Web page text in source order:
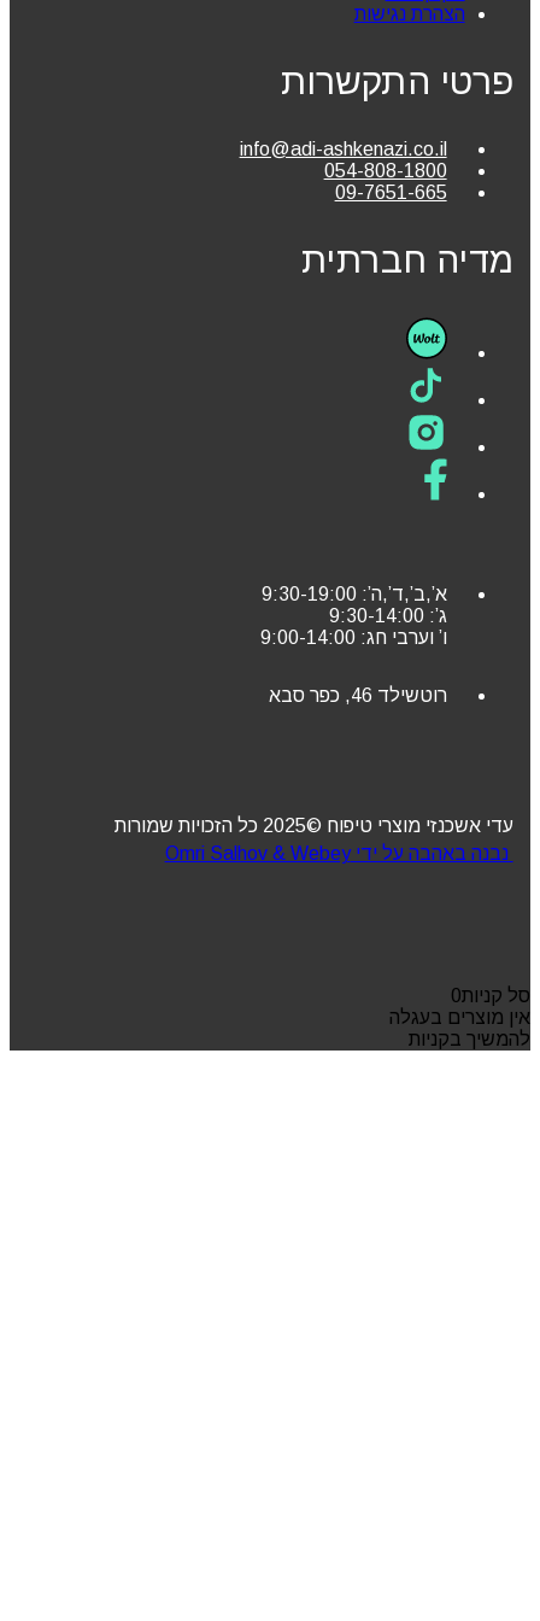
הצהרת נגישות
פרטי התקשרות
info@adi-ashkenazi.co.il
054-808-1800
09-7651-665
מדיה חברתית
א’,ב’,ד’,ה’: 9:30-19:00
ג’: 9:30-14:00
ו’ וערבי חג: 9:00-14:00
רוטשילד 46, כפר סבא
עדי אשכנזי מוצרי טיפוח ©2025 כל הזכויות שמורות
נבנה באהבה על ידי Omri Salhov & Webey
סל קניות0
אין מוצרים בעגלה
להמשיך בקניות